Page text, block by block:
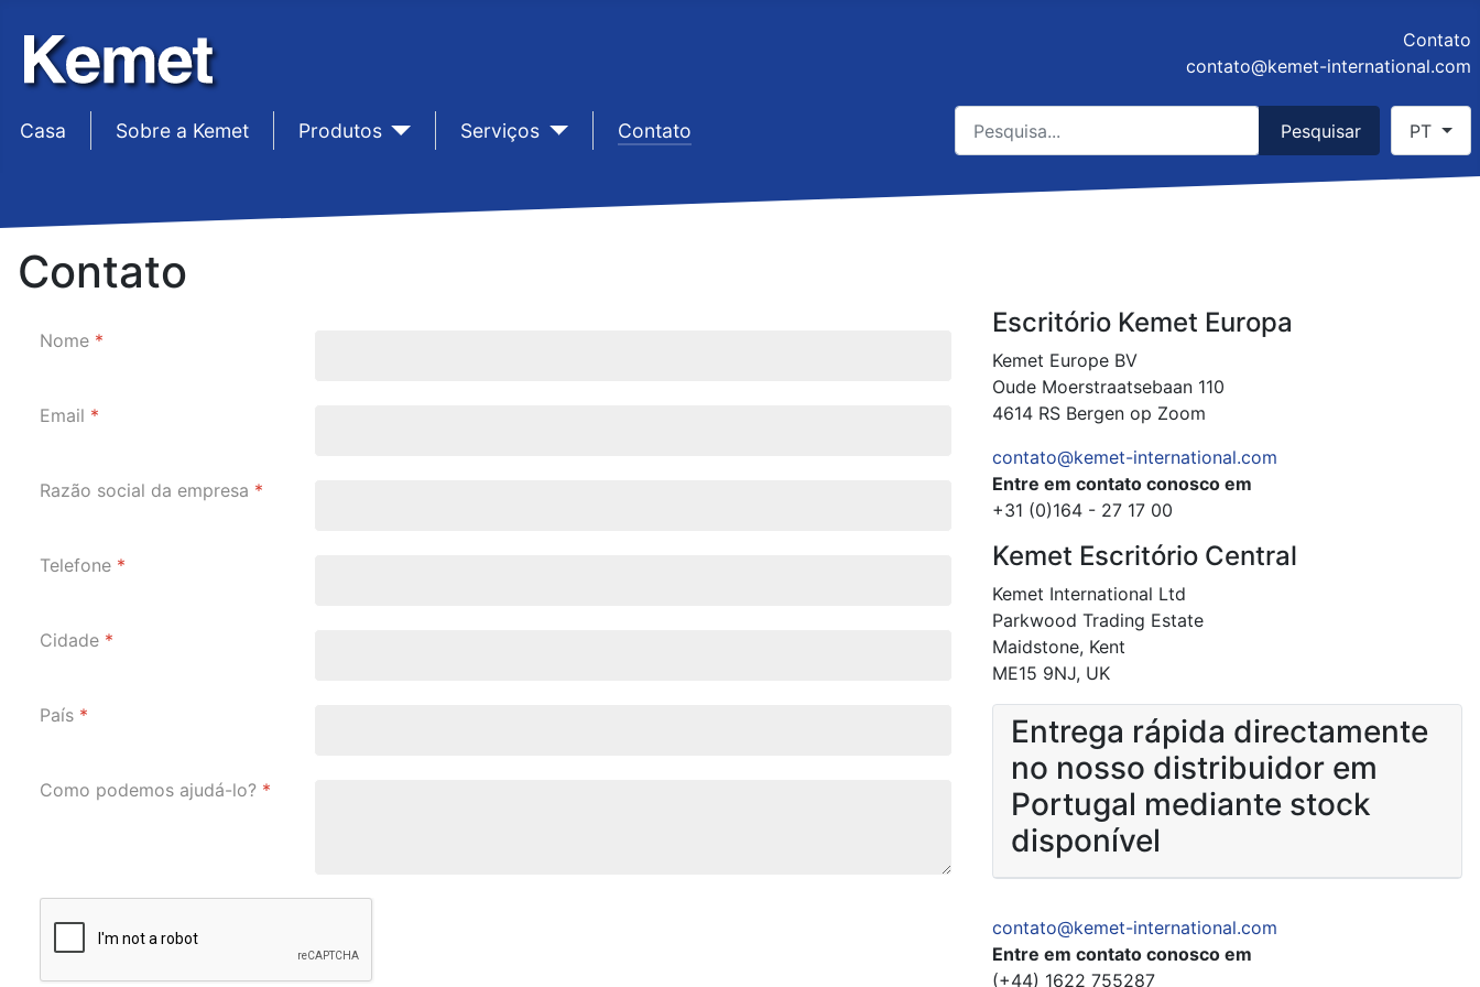
Contato
contato@kemet-international.com
Casa sep1Sobre a Kemet sep1Produtos sep1Serviços sep1Contato Pesquisar PT
Contato
Nome *
Email *
Razão social da empresa *
Telefone *
Cidade *
País *
Como podemos ajudá-lo? *
Escritório Kemet Europa
Kemet Europe BV
Oude Moerstraatsebaan 110
4614 RS Bergen op Zoom
contato@kemet-international.com
Entre em contato conosco em
+31 (0)164 - 27 17 00
Kemet Escritório Central
Kemet International Ltd
Parkwood Trading Estate
Maidstone, Kent
ME15 9NJ, UK
Entrega rápida directamente
no nosso distribuidor em
Portugal mediante stock
disponível
contato@kemet-international.com
Entre em contato conosco em
(+44) 1622 755287